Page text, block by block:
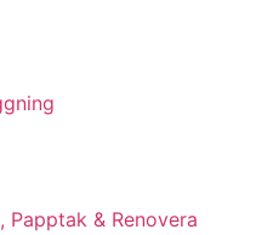
& Renovera